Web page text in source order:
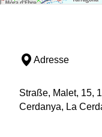
Adresse
Straße, Malet, 15,
Cerdanya, La